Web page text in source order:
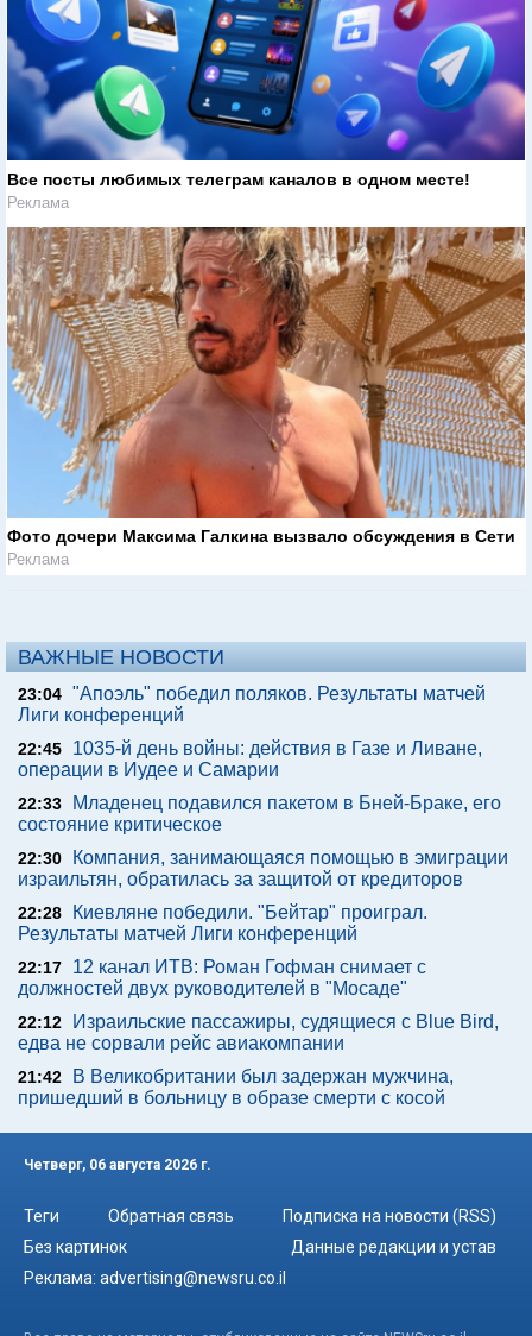
Все посты любимых телеграм каналов в одном месте!
Реклама
Фото дочери Максима Галкина вызвало обсуждения в Сети
Реклама
ВАЖНЫЕ НОВОСТИ
23:04 "Апоэль" победил поляков. Результаты матчей
Лиги конференций
22:45
1035-й день войны: действия в Газе и Ливане,
операции в Иудее и Самарии
22:33
Младенец подавился пакетом в Бней-Браке, его
состояние критическое
22:30
Компания, занимающаяся помощью в эмиграции
израильтян, обратилась за защитой от кредиторов
22:28
Киевляне победили. "Бейтар" проиграл.
Результаты матчей Лиги конференций
22:17
12 канал ИТВ: Роман Гофман снимает с
должностей двух руководителей в "Мосаде"
22:12
Израильские пассажиры, судящиеся с Blue Bird,
едва не сорвали рейс авиакомпании
21:42
В Великобритании был задержан мужчина,
пришедший в больницу в образе смерти с косой
Четверг, 06 августа 2026 г.
Теги Обратная связь
Подписка на новости (RSS)
Без картинок
Данные редакции и устав
Реклама: advertising@newsru.co.il